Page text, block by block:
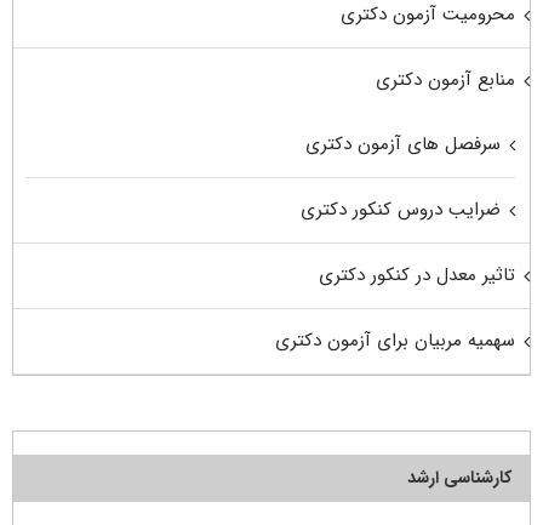
محرومیت آزمون دکتری
منابع آزمون دکتری
سرفصل های آزمون دکتری
ضرایب دروس کنکور دکتری
تاثیر معدل در کنکور دکتری
سهمیه مربیان برای آزمون دکتری
کارشناسی ارشد